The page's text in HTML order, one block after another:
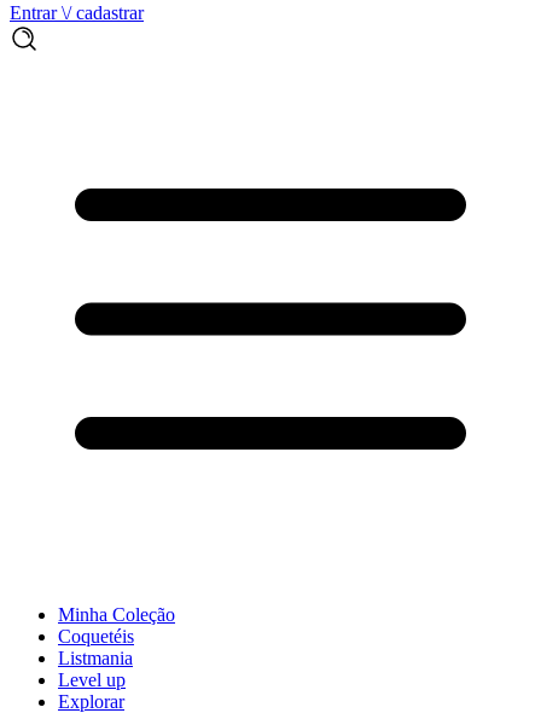
Entrar \/ cadastrar
Minha Coleção
Coquetéis
Listmania
Level up
Explorar